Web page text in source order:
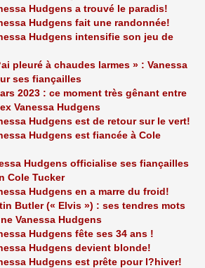
Hudgens a trouvé le paradis!
Hudgens fait une randonnée!
Hudgens intensifie son jeu de
pleuré à chaudes larmes » : Vanessa
ses fiançailles
2023 : ce moment très gênant entre
Vanessa Hudgens
Hudgens est de retour sur le vert!
Hudgens est fiancée à Cole
Hudgens officialise ses fiançailles
Cole Tucker
Hudgens en a marre du froid!
Butler (« Elvis ») : ses tendres mots
Vanessa Hudgens
Hudgens fête ses 34 ans !
Hudgens devient blonde!
Hudgens est prête pour l?hiver!